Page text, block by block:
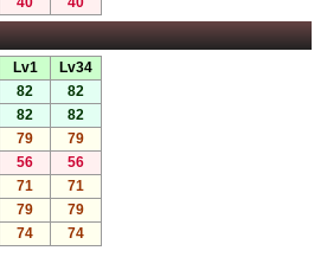
Lv1
Lv34
82
82
82
82
79
79
56
56
71
71
79
79
74 74